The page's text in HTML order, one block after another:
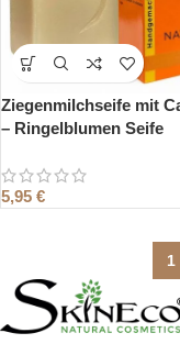
Ziegenmilchseife mit
– Ringelblumen Seife
5,95 €
1